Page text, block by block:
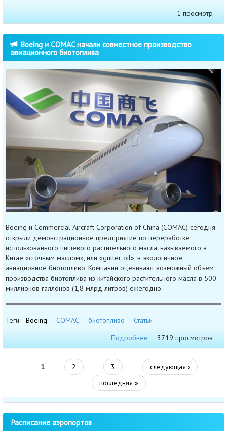
1 просмотр
Boeing и COMAC начали совместное производство
авиационного биотоплива
Boeing и Commercial Aircraft Corporation of China (COMAC) сегодня
открыли демонстрационное предприятие по переработке
использованного пищевого растительного масла, называемого в
Китае «сточным маслом», или «gutter oil», в экологичное
авиационное биотопливо. Компании оценивают возможный объем
производства биотоплива из китайского растительного масла в 500
миллионов галлонов (1,8 млрд литров) ежегодно.
Теги: Boeing COMAC биотопливо
Статьи
Подробнее
3719 просмотров
1 2 3
следующая ›
последняя »
Расписание аэропортов